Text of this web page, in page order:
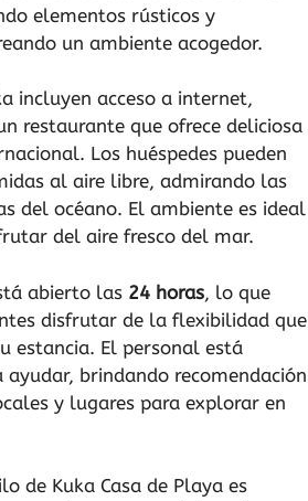
elementos rústicos y
un ambiente acogedor.
incluyen acceso a internet,
restaurante que ofrece deliciosa
Los huéspedes pueden
al aire libre, admirando las
del océano. El ambiente es ideal
del aire fresco del mar.
abierto las 24 horas, lo que
disfrutar de la flexibilidad que
estancia. El personal está
ayudar, brindando recomendación
y lugares para explorar en
de Kuka Casa de Playa es